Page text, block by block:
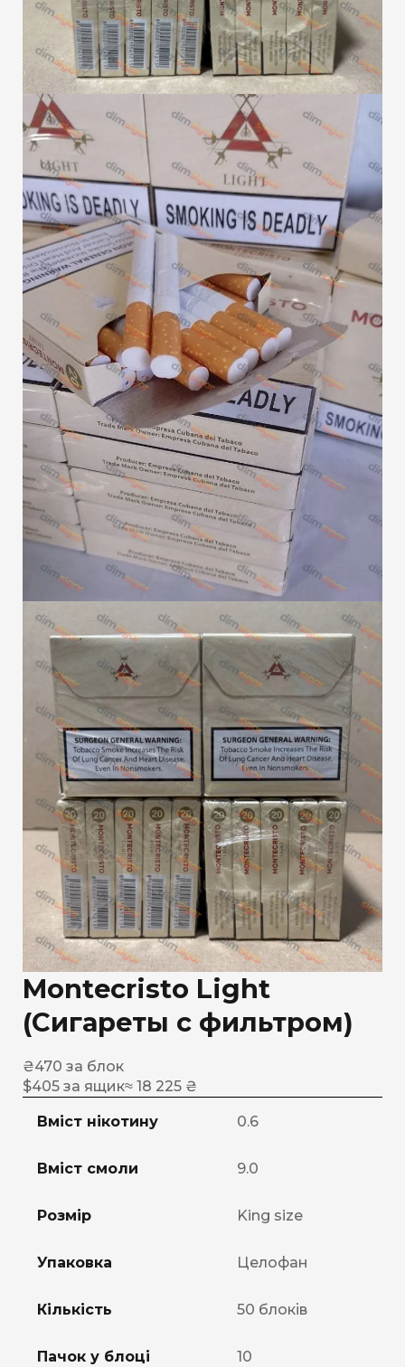
Montecristo Light
(Сигареты с фильтром)
₴470 за блок
$405 за ящик≈ 18 225 ₴
Вміст нікотину 0.6
Вміст смоли 9.0
Розмір King size
Упаковка Целофан
Кількість 50 блоків
Пачок у блоці 10